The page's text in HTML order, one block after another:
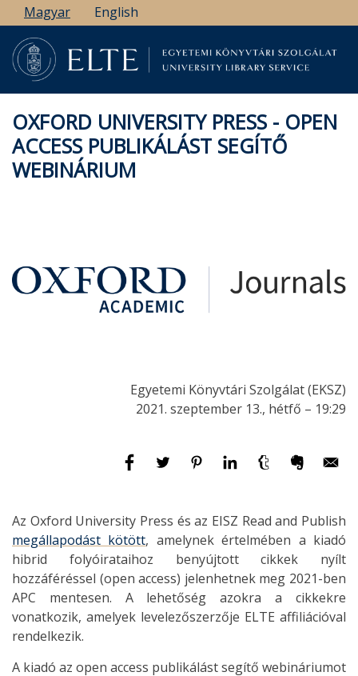
Ugrás
a
tartalomra
Magyar English
OXFORD UNIVERSITY PRESS - OPEN
ACCESS PUBLIKÁLÁST SEGÍTŐ
WEBINÁRIUM
Egyetemi Könyvtári Szolgálat (EKSZ)
2021. szeptember 13., hétfő – 19:29
Az Oxford University Press és az EISZ Read and Publish
megállapodást kötött, amelynek értelmében a kiadó
hibrid folyóirataihoz benyújtott cikkek nyílt
hozzáféréssel (open access) jelenhetnek meg 2021-ben
APC mentesen. A lehetőség azokra a cikkekre
vonatkozik, amelyek levelezőszerzője ELTE affiliációval
rendelkezik.
A kiadó az open access publikálást segítő webináriumot